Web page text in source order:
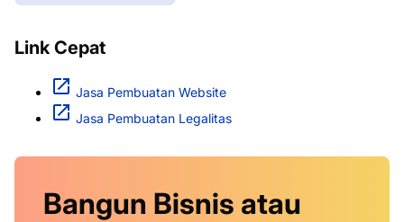
Link Cepat
Jasa Pembuatan Website
Jasa Pembuatan Legalitas
Bangun Bisnis atau